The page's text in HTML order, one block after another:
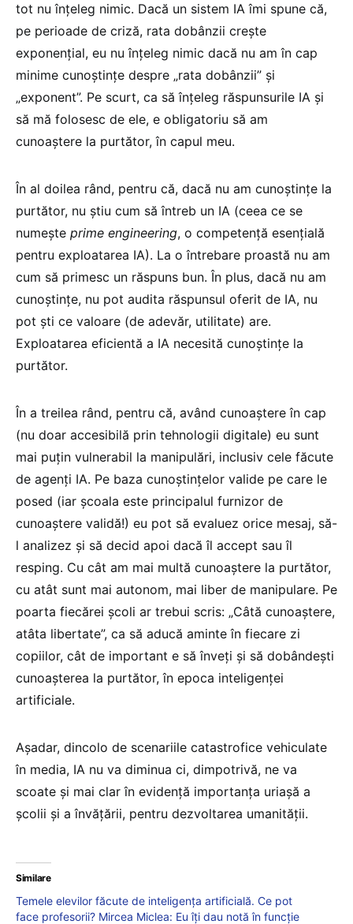
tot nu înțeleg nimic. Dacă un sistem IA îmi spune că,
pe perioade de criză, rata dobânzii crește
exponențial, eu nu înțeleg nimic dacă nu am în cap
minime cunoștințe despre „rata dobânzii” și
„exponent”. Pe scurt, ca să înțeleg răspunsurile IA și
să mă folosesc de ele, e obligatoriu să am
cunoaștere la purtător, în capul meu.
În al doilea rând, pentru că, dacă nu am cunoștințe la
purtător, nu știu cum să întreb un IA (ceea ce se
numește prime engineering, o competență esențială
pentru exploatarea IA). La o întrebare proastă nu am
cum să primesc un răspuns bun. În plus, dacă nu am
cunoștințe, nu pot audita răspunsul oferit de IA, nu
pot ști ce valoare (de adevăr, utilitate) are.
Exploatarea eficientă a IA necesită cunoștințe la
purtător.
În a treilea rând, pentru că, având cunoaștere în cap
(nu doar accesibilă prin tehnologii digitale) eu sunt
mai puțin vulnerabil la manipulări, inclusiv cele făcute
de agenți IA. Pe baza cunoștințelor valide pe care le
posed (iar școala este principalul furnizor de
cunoaștere validă!) eu pot să evaluez orice mesaj, să-
l analizez și să decid apoi dacă îl accept sau îl
resping. Cu cât am mai multă cunoaștere la purtător,
cu atât sunt mai autonom, mai liber de manipulare. Pe
poarta fiecărei școli ar trebui scris: „Câtă cunoaștere,
atâta libertate”, ca să aducă aminte în fiecare zi
copiilor, cât de important e să înveți și să dobândești
cunoașterea la purtător, în epoca inteligenței
artificiale.
Așadar, dincolo de scenariile catastrofice vehiculate
în media, IA nu va diminua ci, dimpotrivă, ne va
scoate și mai clar în evidență importanța uriașă a
școlii și a învățării, pentru dezvoltarea umanității.
Similare
Temele elevilor făcute de inteligența artificială. Ce pot
face profesorii? Mircea Miclea: Eu îți dau notă în funcție